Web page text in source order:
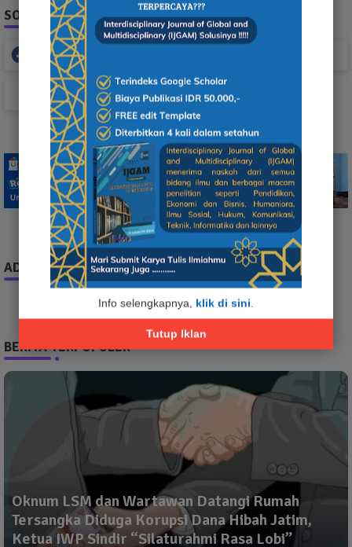
Info selengkapnya, klik di sini
Tutup Iklan
SOCIAL PLUGIN
Facebook
TikTok
ADS
BERITA TERPOPULER
Oknum LSM dan Wartawan Datangi Rumah
Tersangka Diduga Korupsi Dana Hibah Jatim,
Ketua IWP Sindir “Silaturahmi Rasa Lobi”